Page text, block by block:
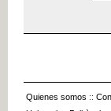
Quienes somos ::